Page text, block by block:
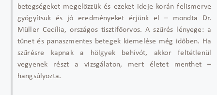
betegségeket megelőzzük és ezeket ideje korán felismerve
gyógyítsuk és jó eredményeket érjünk el – mondta Dr.
Müller Cecília, országos tisztifőorvos. A szűrés lényege: a
tünet és panaszmentes betegek kiemelése még időben. Ha
szűrésre kapnak a hölgyek behívót, akkor feltétlenül
vegyenek részt a vizsgálaton, mert életet menthet –
hangsúlyozta.